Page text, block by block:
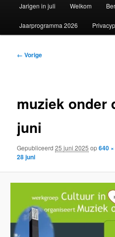
Jarigen in juli Welkom
Jaarprogramma 2026
Afbeeldingsnavigatie
← Vorige
muziek onder
juni
Gepubliceerd25 juni 2025 op640
28 juni